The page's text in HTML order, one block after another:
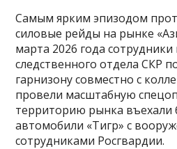
Самым ярким эпизодом
силовые рейды на рынке
марта 2026 года
следственного отдела СКР
гарнизону совместно с
провели масштабную
территорию рынка
автомобили «Тигр» с
сотрудниками Росгвардии.